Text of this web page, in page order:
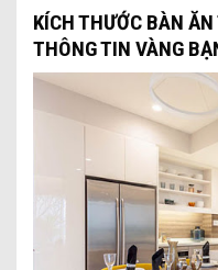
KÍCH THƯỚC BÀN
THÔNG TIN VÀNG